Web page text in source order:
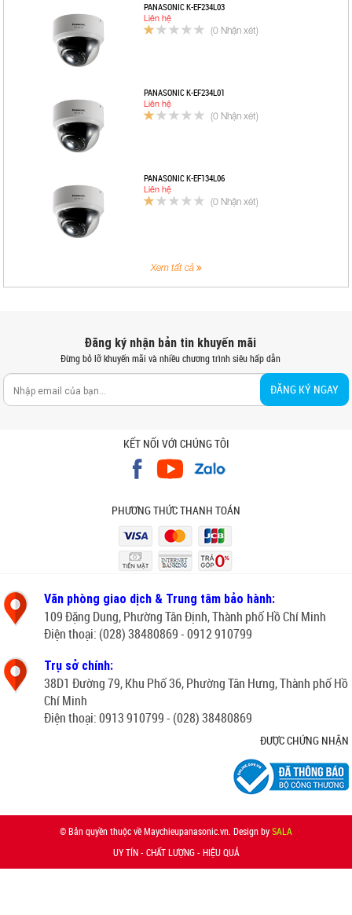
PANASONIC K-EF234L03
Liên hệ
(0 Nhận xét)
PANASONIC K-EF234L01
Liên hệ
(0 Nhận xét)
PANASONIC K-EF134L06
Liên hệ
(0 Nhận xét)
Xem tất cả
Đăng ký nhận bản tin khuyến mãi
Đừng bỏ lỡ khuyến mãi và nhiều chương trình siêu hấp dẫn
ĐĂNG KÝ NGAY
KẾT NỐI VỚI CHÚNG TÔI
PHƯƠNG THỨC THANH TOÁN
Văn phòng giao dịch & Trung tâm bảo hành:
109 Đặng Dung, Phường Tân Định, Thành phố Hồ Chí Minh
Điện thoại: (028) 38480869 - 0912 910799
Trụ sở chính:
38D1 Đường 79, Khu Phố 36, Phường Tân Hưng, Thành phố Hồ
Chí Minh
Điện thoại: 0913 910799 - (028) 38480869
ĐƯỢC CHỨNG NHẬN
© Bản quyền thuộc về Maychieupanasonic.vn. Design bySALA
UY TÍN - CHẤT LƯỢNG - HIỆU QUẢ